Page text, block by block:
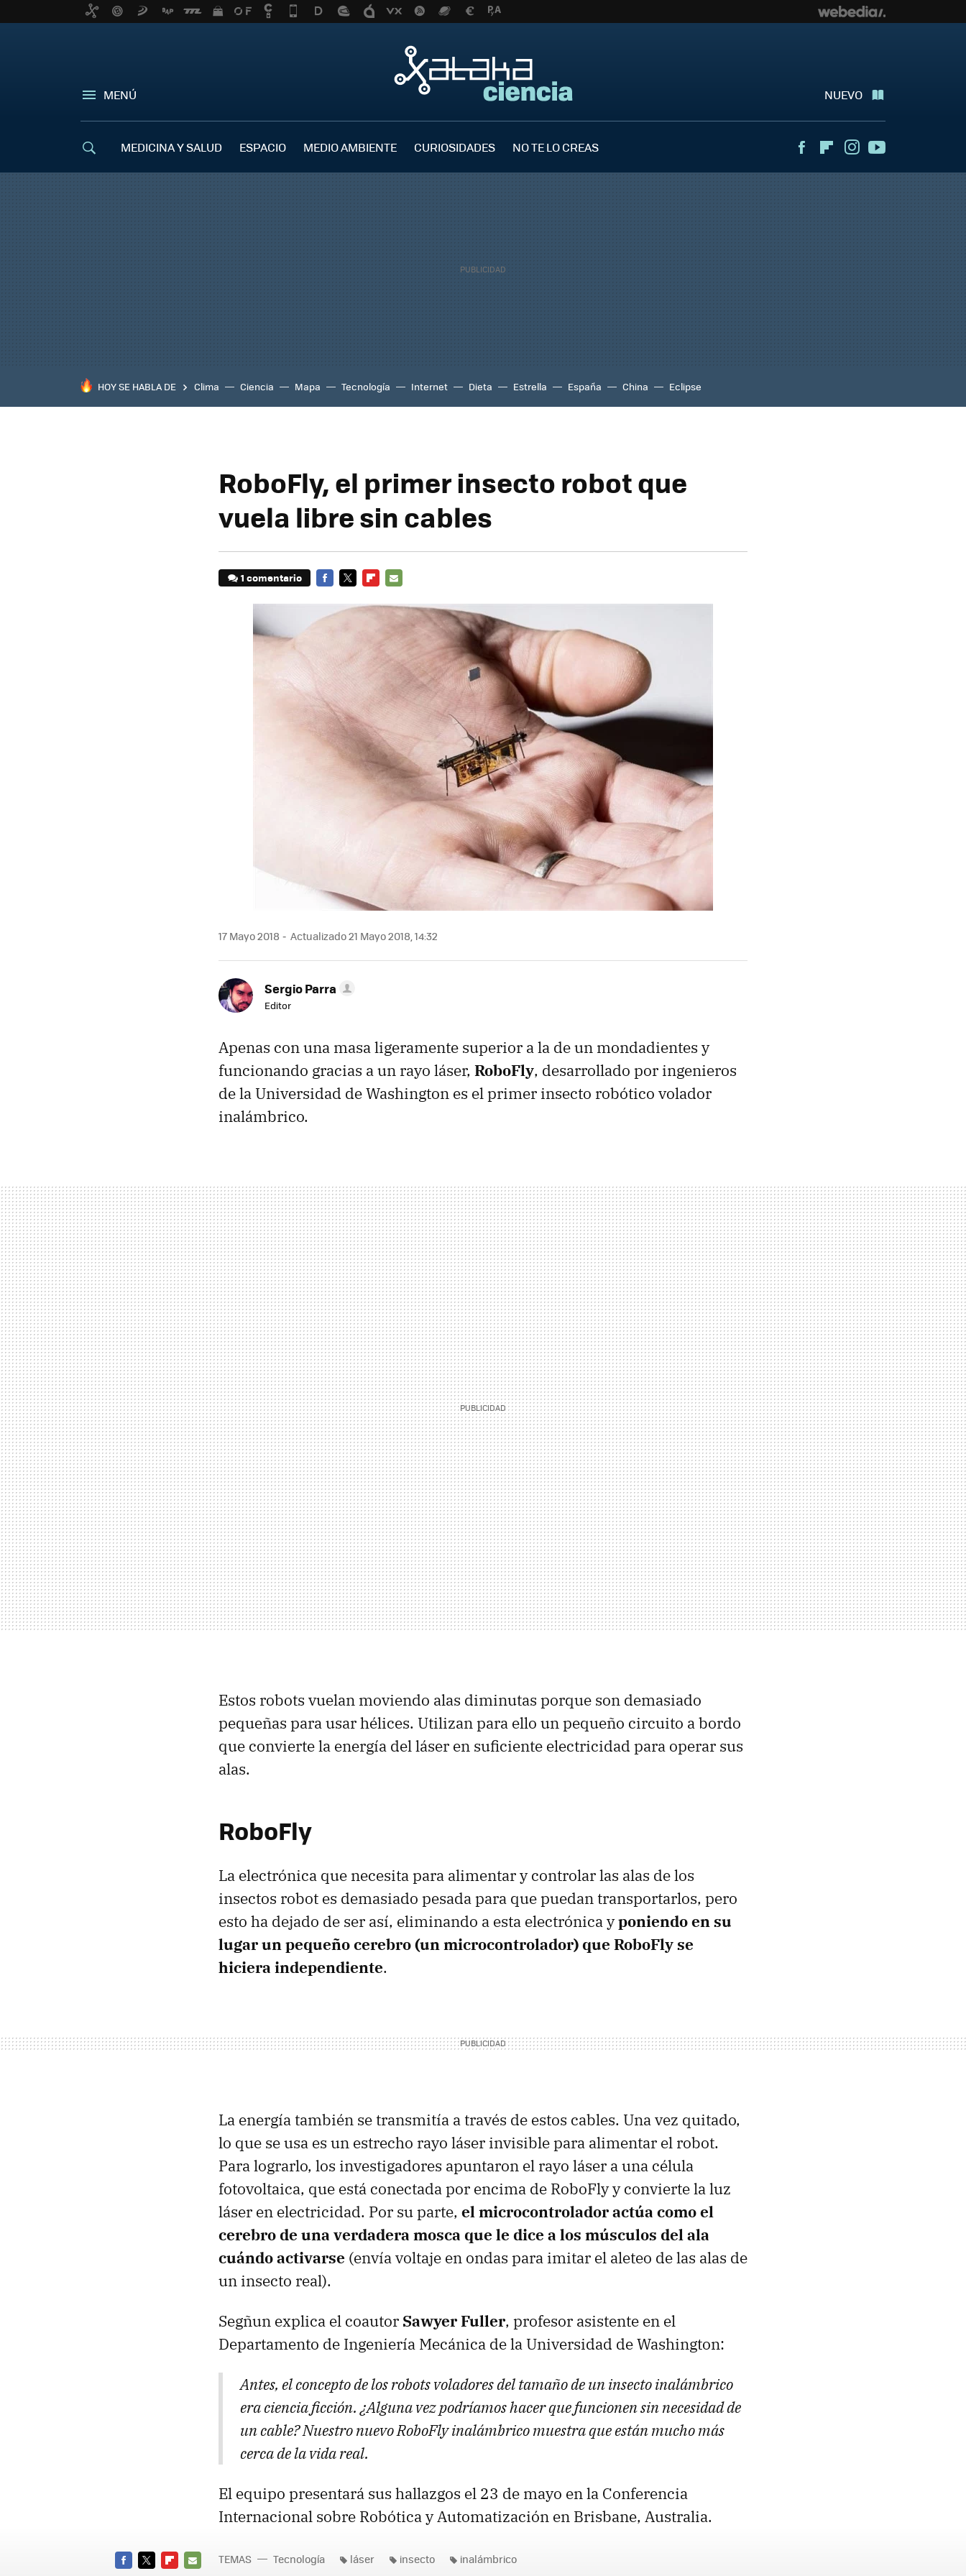
MENÚ NUEVO
MEDICINA Y SALUD ESPACIO MEDIO AMBIENTE CURIOSIDADES NO TE LO CREAS FacebookFlipboardInstagram
HOY SE HABLA DE Clima Ciencia Mapa Tecnología Internet Dieta Estrella España China Eclipse
RoboFly, el primer insecto robot que
vuela libre sin cables
1 comentario
MAIL
17 Mayo 2018 Actualizado 21 Mayo 2018, 14:32
Sergio Parra
Editor
Apenas con una masa ligeramente superior a la de un mondadientes y
funcionando gracias a un rayo láser, RoboFly, desarrollado por ingenieros
de la Universidad de Washington es el primer insecto robótico volador
inalámbrico.
Estos robots vuelan moviendo alas diminutas porque son demasiado
pequeñas para usar hélices. Utilizan para ello un pequeño circuito a bordo
que convierte la energía del láser en suficiente electricidad para operar sus
alas.
RoboFly
La electrónica que necesita para alimentar y controlar las alas de los
insectos robot es demasiado pesada para que puedan transportarlos, pero
esto ha dejado de ser así, eliminando a esta electrónica yponiendo en su
lugar un pequeño cerebro (un microcontrolador) que RoboFly se
hiciera independiente.
La energía también se transmitía a través de estos cables. Una vez quitado,
lo que se usa es un estrecho rayo láser invisible para alimentar el robot.
Para lograrlo, los investigadores apuntaron el rayo láser a una célula
fotovoltaica, que está conectada por encima de RoboFly y convierte la luz
láser en electricidad. Por su parte, el microcontrolador actúa como el
cerebro de una verdadera mosca que le dice a los músculos del ala
cuándo activarse (envía voltaje en ondas para imitar el aleteo de las alas de
un insecto real).
Segñun explica el coautor Sawyer Fuller, profesor asistente en el
Departamento de Ingeniería Mecánica de la Universidad de Washington:
Antes, el concepto de los robots voladores del tamaño de un insecto inalámbrico
era ciencia ficción. ¿Alguna vez podríamos hacer que funcionen sin necesidad de
un cable? Nuestro nuevo RoboFly inalámbrico muestra que están mucho más
cerca de la vida real.
El equipo presentará sus hallazgos el 23 de mayo en la Conferencia
Internacional sobre Robótica y Automatización en Brisbane, Australia.
TEMAS Tecnología láser insecto inalámbrico